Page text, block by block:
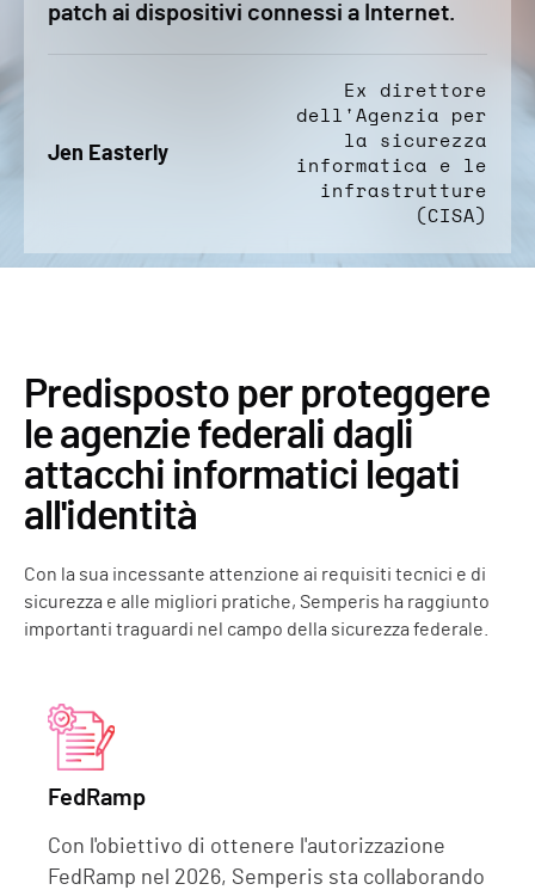
patch ai dispositivi connessi a Internet.
Jen Easterly
Ex direttore
dell'Agenzia per
la sicurezza
informatica e le
infrastrutture
(CISA)
Predisposto per proteggere
le agenzie federali dagli
attacchi informatici legati
all'identità
Con la sua incessante attenzione ai requisiti tecnici e di
sicurezza e alle migliori pratiche, Semperis ha raggiunto
importanti traguardi nel campo della sicurezza federale.
FedRamp
Con l'obiettivo di ottenere l'autorizzazione
FedRamp nel 2026, Semperis sta collaborando